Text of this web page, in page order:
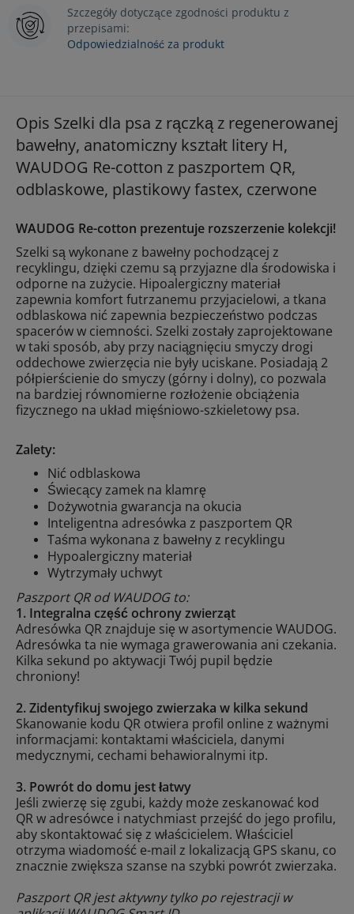
Szczegóły dotyczące zgodności produktu z
przepisami:
Odpowiedzialność za produkt
Opis Szelki dla psa z rączką z regenerowanej
bawełny, anatomiczny kształt litery H,
WAUDOG Re-cotton z paszportem QR,
odblaskowe, plastikowy fastex, czerwone
WAUDOG Re-cotton prezentuje rozszerzenie kolekcji!
Szelki są wykonane z bawełny pochodzącej z
recyklingu, dzięki czemu są przyjazne dla środowiska i
odporne na zużycie. Hipoalergiczny materiał
zapewnia komfort futrzanemu przyjacielowi, a tkana
odblaskowa nić zapewnia bezpieczeństwo podczas
spacerów w ciemności. Szelki zostały zaprojektowane
w taki sposób, aby przy naciągnięciu smyczy drogi
oddechowe zwierzęcia nie były uciskane. Posiadają 2
półpierścienie do smyczy (górny i dolny), co pozwala
na bardziej równomierne rozłożenie obciążenia
fizycznego na układ mięśniowo-szkieletowy psa.
Zalety:
Nić odblaskowa
Świecący zamek na klamrę
Dożywotnia gwarancja na okucia
Inteligentna adresówka z paszportem QR
Taśma wykonana z bawełny z recyklingu
Hypoalergiczny materiał
Wytrzymały uchwyt
Paszport QR od WAUDOG to:
1. Integralna część ochrony zwierząt
Adresówka QR znajduje się w asortymencie WAUDOG.
Adresówka ta nie wymaga grawerowania ani czekania.
Kilka sekund po aktywacji Twój pupil będzie
chroniony!
2. Zidentyfikuj swojego zwierzaka w kilka sekund
Skanowanie kodu QR otwiera profil online z ważnymi
informacjami: kontaktami właściciela, danymi
medycznymi, cechami behawioralnymi itp.
3. Powrót do domu jest łatwy
Jeśli zwierzę się zgubi, każdy może zeskanować kod
QR w adresówce i natychmiast przejść do jego profilu,
aby skontaktować się z właścicielem. Właściciel
otrzyma wiadomość e-mail z lokalizacją GPS skanu, co
znacznie zwiększa szanse na szybki powrót zwierzaka.
Paszport QR jest aktywny tylko po rejestracji w